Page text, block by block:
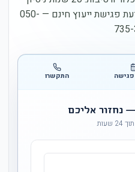
בדירות, בתי מלון ומוסדות. קביעת פגישת ייעוץ חינם — 050-
התקשרו
נחזור אליכם